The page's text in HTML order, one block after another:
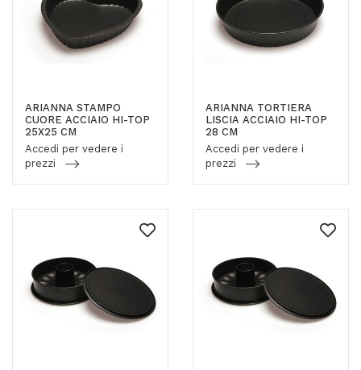
ARIANNA STAMPO
CUORE ACCIAIO HI-TOP
25X25 CM
Accedi per vedere i
prezzi
ARIANNA TORTIERA
LISCIA ACCIAIO HI-TOP
28 CM
Accedi per vedere i
prezzi